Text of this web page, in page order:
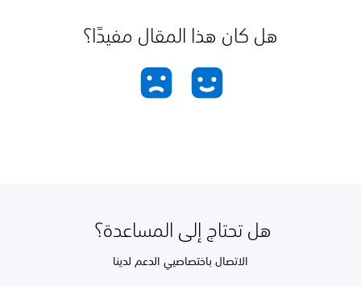
هل كان هذا المقال مفيدًا؟
هل تحتاج إلى المساعدة؟
الاتصال باختصاصيي الدعم لدينا